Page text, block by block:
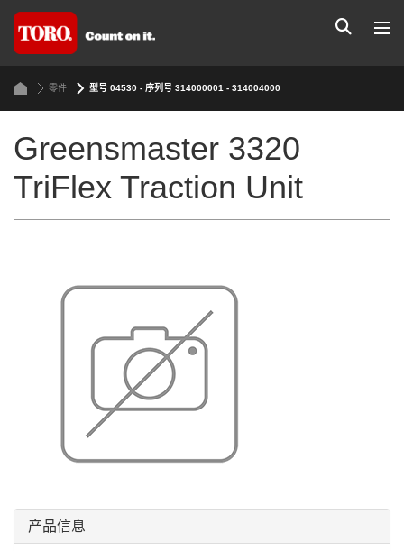
零件 型号 04530 - 序列号 314000001 - 314004000
Greensmaster 3320
TriFlex Traction Unit
产品信息